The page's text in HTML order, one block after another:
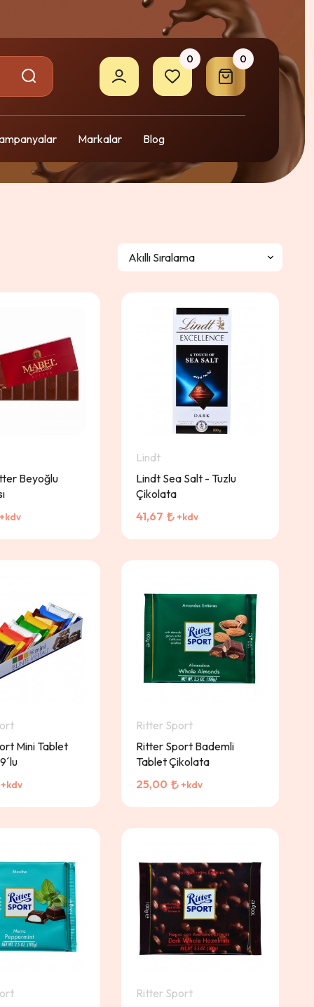
0 0
Markalar Blog
Beyoğlu
+kdv
Lindt
Lindt Sea Salt - Tuzlu
Çikolata
41,67
+kdv
Mini Tablet
+kdv
Ritter Sport
Ritter Sport Bademli
Tablet Çikolata
25,00
+kdv
Ritter Sport